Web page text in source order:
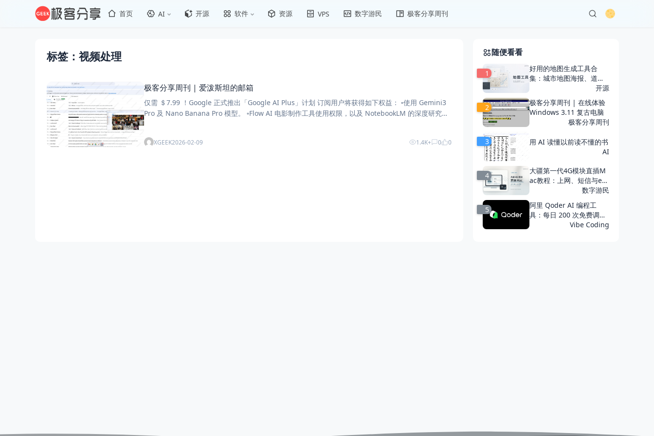
首页 AI 开源 软件 资源 VPS 数字游民 极客分享周刊
标签：视频处理
极客分享周刊 | 爱泼斯坦的邮箱
仅需 ＄7.99 ！Google 正式推出「Google AI Plus」计划 订阅用户将获得如下权益： ▫️使用 Gemini3
Pro 及 Nano Banana Pro 模型。 ▫️Flow AI 电影制作工具使用权限，以及 NotebookLM 的深度研究与
XGEEK2026-02-09 1.4K+ 0 0
随便看看
1
好用的地图生成工具合
集：城市地图海报、道路
开源
2
极客分享周刊 | 在线体验
Windows 3.11 复古电脑
极客分享周刊
3
用 AI 读懂以前读不懂的书
AI
4
大疆第一代4G模块直插M
ac教程：上网、短信与eSI
数字游民
5
阿里 Qoder AI 编程工
具：每日 200 次免费调用
Qwen3.7-MaxVibe Coding